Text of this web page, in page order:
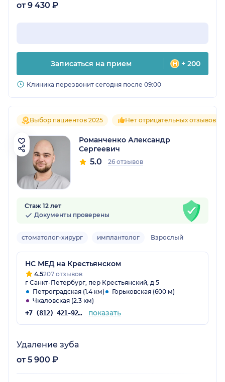
от 9 430 ₽
Записаться на прием + 200
Клиника перезвонит сегодня после 09:00
Выбор пациентов 2025 Нет отрицательных отзывов
Романченко Александр
Сергеевич
5.0 26 отзывов
Стаж 12 лет
Документы проверены
стоматолог-хирург имплантолог Взрослый
НС МЕД на Крестьянском
4.5207 отзывов
г Санкт-Петербург, пер Крестьянский, д 5
Петроградская (1.4 км)
Горьковская (600 м)
Чкаловская (2.3 км)
+7 (812) 421-92-49 показать
Удаление зуба
от 5 900 ₽